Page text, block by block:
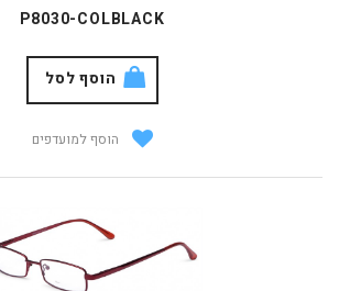
P8030-COLBLACK
הוסף לסל
הוסף למועדפים